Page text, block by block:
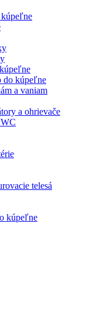
kúpeľne
do kúpeľne
a vaniam
a ohrievače
telesá
kúpeľne